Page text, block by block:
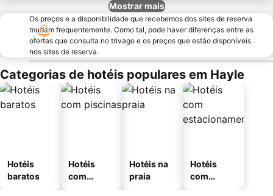
Mostrar mais
Os preços e a disponibilidade que recebemos dos sites de reserva
mudam frequentemente. Como tal, pode haver diferenças entre as
ofertas que consulta no trivago e os preços que estão disponíveis
nos sites de reserva.
Categorias de hotéis populares em Hayle
Hotéis
baratos
Hotéis
com
Hotéis na
praia
Hotéis
com